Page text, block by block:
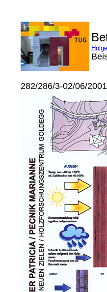
282/286/3-02/06/2001